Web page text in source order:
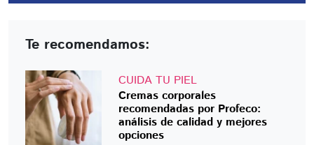
Te recomendamos:
CUIDA TU PIEL
Cremas corporales
recomendadas por Profeco:
análisis de calidad y mejores
opciones